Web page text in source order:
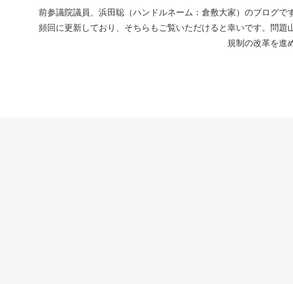
前参議院議員、浜田聡（ハンドルネーム：倉敷大家）のブログ
頻回に更新しており、そちらもご覧いただけると幸いです。問
規制の改革を